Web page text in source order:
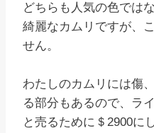
どちらも人気の色では
綺麗なカムリですが、
せん。
わたしのカムリには傷
る部分もあるので、ラ
と売るために＄2900に